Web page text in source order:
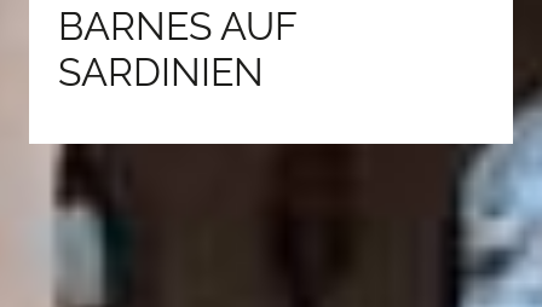
BARNES AUF
SARDINIEN